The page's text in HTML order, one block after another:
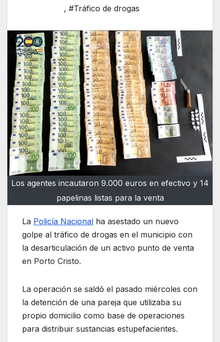
, #Tráfico de drogas
Los agentes incautaron 9.000 euros en efectivo y 14
papelinas listas para la venta
La Policía Nacional ha asestado un nuevo
golpe al tráfico de drogas en el municipio con
la desarticulación de un activo punto de venta
en Porto Cristo.
La operación se saldó el pasado miércoles con
la detención de una pareja que utilizaba su
propio domicilio como base de operaciones
para distribuir sustancias estupefacientes.